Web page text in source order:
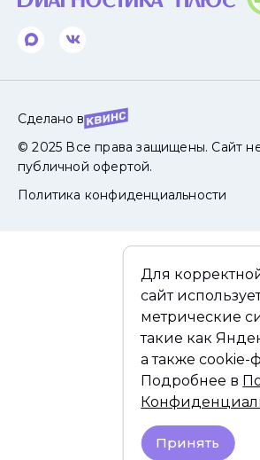
Сделано в
© 2025 Все права защищены. Сайт
публичной офертой.
Политика конфиденциальности
Для
сайт
метрические
такие как
а также cookie-
Подробнее в
Принять